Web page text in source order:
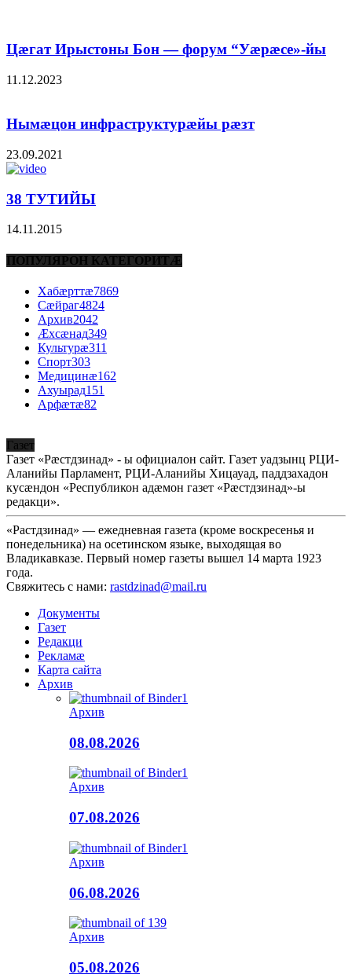
Цæгат Ирыстоны Бон — форум “Уæрæсе»-йы
11.12.2023
Нымæцон инфраструктурæйы рæзт
23.09.2021
38 ТУТИЙЫ
14.11.2015
ПОПУЛЯРОН КАТЕГОРИТÆ
Хабæрттæ7869
Сæйраг4824
Архив2042
Æхсæнад349
Культурæ311
Спорт303
Медицинæ162
Ахуырад151
Арфæтæ82
Газет
Газет «Рæстдзинад» - ы официалон сайт. Газет уадзынц РЦИ-
Аланийы Парламент, РЦИ-Аланийы Хицауад, паддзахадон
кусæндон «Республикон адæмон газет «Рæстдзинад»-ы
редакци».
«Растдзинад» — ежедневная газета (кроме воскресенья и
понедельника) на осетинском языке, выходящая во
Владикавказе. Первый номер газеты вышел 14 марта 1923
года.
Свяжитесь с нами: rastdzinad@mail.ru
Документы
Газет
Редакци
Рекламæ
Карта сайта
Архив
Архив
08.08.2026
Архив
07.08.2026
Архив
06.08.2026
Архив
05.08.2026